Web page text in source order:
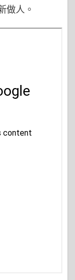
做人。